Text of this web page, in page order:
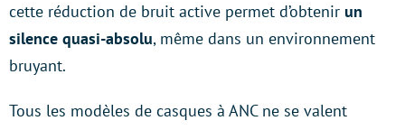
cette réduction de bruit active permet d’obtenir un
silence quasi-absolu, même dans un environnement
bruyant.
Tous les modèles de casques à ANC ne se valent